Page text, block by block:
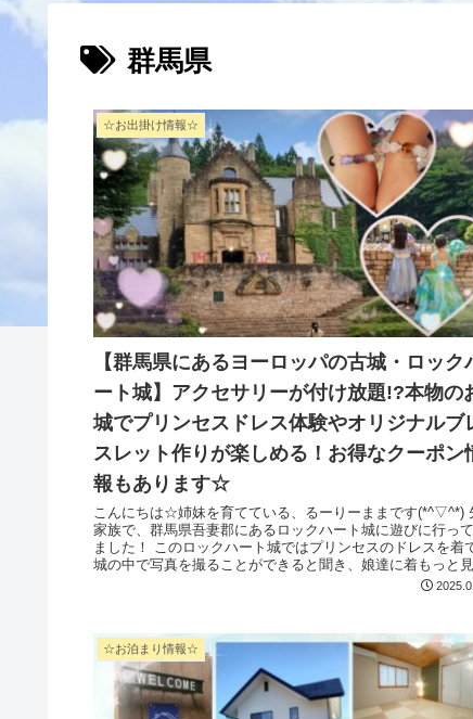
群馬県
☆お出掛け情報☆
【群馬県にあるヨーロッパの古城・ロック
ート城】アクセサリーが付け放題!?本物の
城でプリンセスドレス体験やオリジナルブ
スレット作りが楽しめる！お得なクーポン
報もあります☆
こんにちは☆姉妹を育てている、るーりーままです(*^▽^*) 先日
家族で、群馬県吾妻郡にあるロックハート城に遊びに行っ
ました！ このロックハート城ではプリンセスのドレスを着てお
城の中で写真を撮ることができると聞き、娘達に着もっと見
☆お泊まり情報☆